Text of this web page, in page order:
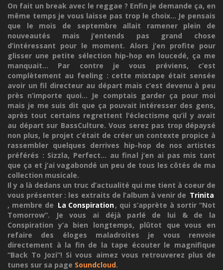
On fait un break avec le reggae ? Enfin je demande ça, en
même temps je vous laisse pas trop le choix... Je pensais
que le mois de septembre allait ramener plein de
nouveautés mais j’entends pas grand chose
d’intéressant pour le moment. Alors j’en profite pour
glisser une petite sélection hip-hop en loucedé, ça me
manquait... Par contre je vous préviens, c’est
complètement au feeling : cette mixtape était sensée
avoir un fil directeur au départ mais c’est devenu à peu
près n’importe quoi... Je comptais garder ça pour moi
mais je me suis dit que ça pouvait intéresser des gens,
après tout certains regrettent l’éclectisme qu’il y avait
au départ sur BassCulture. Vous serez pas trop dépaysé
non plus, le projet c’était de créer un contexte propice à
rassembler quelques derrives hip-hop de nos artistes
préférés : Sizzla, Perfect... au final j’en ai pas mis tant
que ça et j’ai vagabondé un peu de tous les côtés de ma
collection musicale.
Il y a là dedans un truc d’actualité qui me tient à coeur de
vous présenter : les extraits de l’album à venir de Trinita
, membre de La Conspiration, qui s’apprète à sortir “Not
Tomorrow”. Je vous ai déjà parlé de lui & de la
Conspiration y’a bien longtemps, plûtot que vous en
refaire des éloges maladroites je vous renvoie
directement à la fin de la tape écouter le magnifique
“Back To Jozi”! Si vous aimez vous retrouverez plus de
tunes sur sa page Soundcloud.